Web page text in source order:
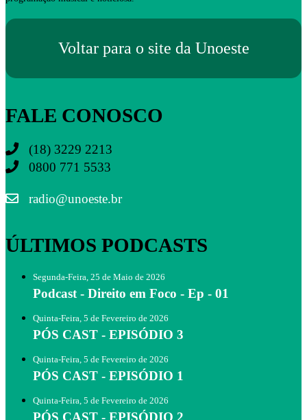
Voltar para o site da Unoeste
FALE CONOSCO
(18) 3229 2213
0800 771 5533
radio@unoeste.br
ÚLTIMOS PODCASTS
Segunda-Feira, 25 de Maio de 2026
Podcast - Direito em Foco - Ep - 01
Quinta-Feira, 5 de Fevereiro de 2026
PÓS CAST - EPISÓDIO 3
Quinta-Feira, 5 de Fevereiro de 2026
PÓS CAST - EPISÓDIO 1
Quinta-Feira, 5 de Fevereiro de 2026